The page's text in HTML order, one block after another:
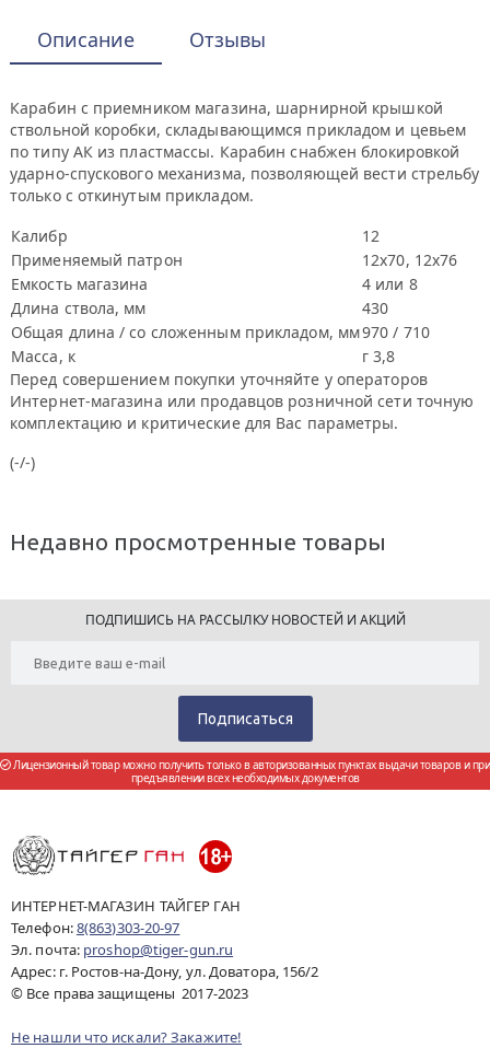
Описание Отзывы
Карабин с приемником магазина, шарнирной крышкой
ствольной коробки, складывающимся прикладом и цевьем
по типу АК из пластмассы. Карабин снабжен блокировкой
ударно-спускового механизма, позволяющей вести стрельбу
только с откинутым прикладом.
Калибр
12
Применяемый патрон
12x70, 12x76
Емкость магазина
4 или 8
Длина ствола, мм
430
Общая длина / со сложенным прикладом, мм970 / 710
Масса, к
г 3,8
Перед совершением покупки уточняйте у операторов
Интернет-магазина или продавцов розничной сети точную
комплектацию и критические для Вас параметры.
(-/-)
Недавно просмотренные товары
ПОДПИШИСЬ НА РАССЫЛКУ НОВОСТЕЙ И АКЦИЙ
Лицензионный товар можно получить только в авторизованных пунктах выдачи товаров и при
предъявлении всех необходимых документов
ИНТЕРНЕТ-МАГАЗИН ТАЙГЕР ГАН
Телефон:8(863)303-20-97
Эл. почта: proshop@tiger-gun.ru
Адрес: г. Ростов-на-Дону, ул. Доватора, 156/2
© Все права защищены 2017-2023
Не нашли что искали? Закажите!